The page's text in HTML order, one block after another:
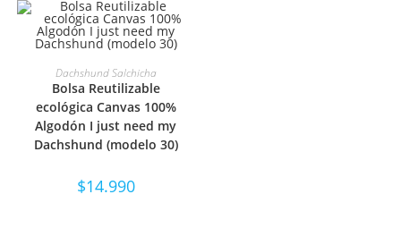
SELECCIONAR OPCIONES
Dachshund Salchicha
Bolsa Reutilizable
ecológica Canvas 100%
Algodón I just need my
Dachshund (modelo 30)
$14.990